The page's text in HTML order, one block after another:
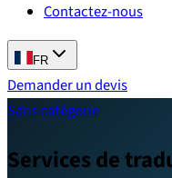
Contactez-nous
FR
Demander un devis
Sans catégorie
Services de